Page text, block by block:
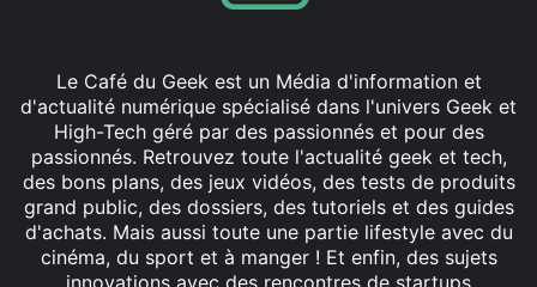
Le Café du Geek est un Média d'information et
d'actualité numérique spécialisé dans l'univers Geek et
High-Tech géré par des passionnés et pour des
passionnés. Retrouvez toute l'actualité geek et tech,
des bons plans, des jeux vidéos, des tests de produits
grand public, des dossiers, des tutoriels et des guides
d'achats. Mais aussi toute une partie lifestyle avec du
cinéma, du sport et à manger ! Et enfin, des sujets
innovations avec des rencontres de startups